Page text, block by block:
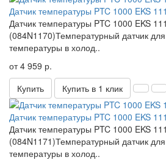
Датчик температуры PTC 1000 EKS
Датчик температуры PTC 1000 EKS 111
(084N1170)Температурный датчик
температуры в холод..
от 4 959 р.
Купить
Купить в 1 клик
Датчик температуры PTC 1000 EKS
Датчик температуры PTC 1000 EKS 111
(084N1171)Температурный датчик
температуры в холод..